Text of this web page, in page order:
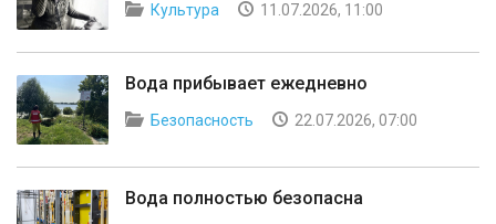
Культура 11.07.2026, 11:00
Вода прибывает ежедневно
Безопасность 22.07.2026, 07:00
Вода полностью безопасна